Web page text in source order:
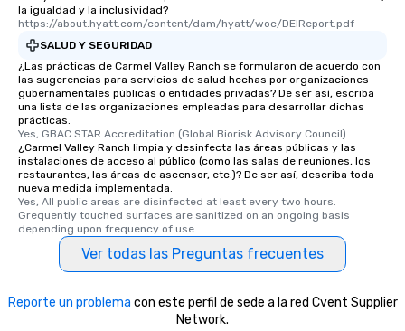
la igualdad y la inclusividad?
https://about.hyatt.com/content/dam/hyatt/woc/DEIReport.pdf
SALUD Y SEGURIDAD
¿Las prácticas de Carmel Valley Ranch se formularon de acuerdo con
las sugerencias para servicios de salud hechas por organizaciones
gubernamentales públicas o entidades privadas? De ser así, escriba
una lista de las organizaciones empleadas para desarrollar dichas
prácticas.
Yes, GBAC STAR Accreditation (Global Biorisk Advisory Council)
¿Carmel Valley Ranch limpia y desinfecta las áreas públicas y las
instalaciones de acceso al público (como las salas de reuniones, los
restaurantes, las áreas de ascensor, etc.)? De ser así, describa toda
nueva medida implementada.
Yes, All public areas are disinfected at least every two hours.
Grequently touched surfaces are sanitized on an ongoing basis
depending upon frequency of use.
Ver todas las Preguntas frecuentes
Reporte un problema con este perfil de sede a la red Cvent Supplier
Network.